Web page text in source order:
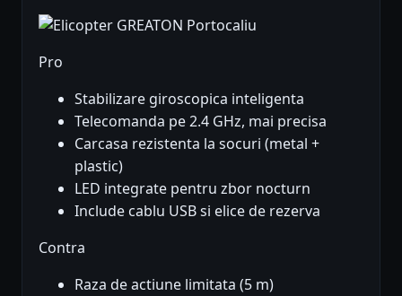
Pro
Stabilizare giroscopica inteligenta
Telecomanda pe 2.4 GHz, mai precisa
Carcasa rezistenta la socuri (metal +
plastic)
LED integrate pentru zbor nocturn
Include cablu USB si elice de rezerva
Contra
Raza de actiune limitata (5 m)